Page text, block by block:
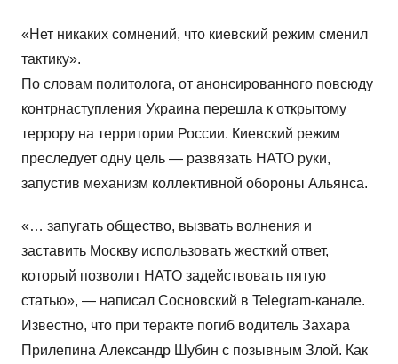
«Нет никаких сомнений, что киевский режим сменил
тактику».
По словам политолога, от анонсированного повсюду
контрнаступления Украина перешла к открытому
террору на территории России. Киевский режим
преследует одну цель — развязать НАТО руки,
запустив механизм коллективной обороны Альянса.
«… запугать общество, вызвать волнения и
заставить Москву использовать жесткий ответ,
который позволит НАТО задействовать пятую
статью», — написал Сосновский в Telegram-канале.
Известно, что при теракте погиб водитель Захара
Прилепина Александр Шубин с позывным Злой. Как